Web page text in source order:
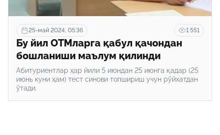
25-май 2024, 05:36 1 551
Бу йил ОТМларга қабул қачондан
бошланиши маълум қилинди
Абитуриентлар ҳар йили 5 июндан 25 июнга қадар (25
июнь куни ҳам) тест синови топшириш учун рўйхатдан
ўтади.